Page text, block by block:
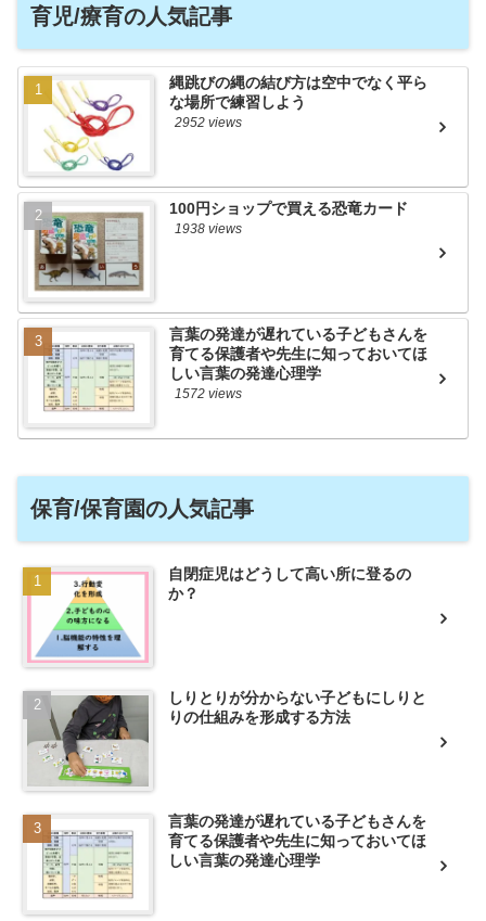
育児/療育の人気記事
縄跳びの縄の結び方は空中でなく平ら
な場所で練習しよう
2952 views
100円ショップで買える恐竜カード
1938 views
言葉の発達が遅れている子どもさんを
育てる保護者や先生に知っておいてほ
しい言葉の発達心理学
1572 views
保育/保育園の人気記事
自閉症児はどうして高い所に登るの
か？
しりとりが分からない子どもにしりと
りの仕組みを形成する方法
言葉の発達が遅れている子どもさんを
育てる保護者や先生に知っておいてほ
しい言葉の発達心理学